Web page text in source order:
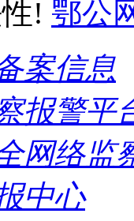
! 鄂公
案信息
报警平
网络监
中心